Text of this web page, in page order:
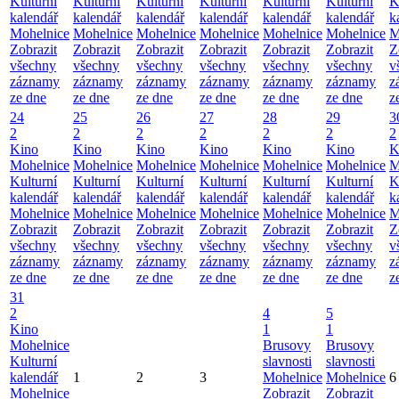
kalendář
Mohelnice
Zobrazit
všechny
záznamy
ze dne
kalendář
Mohelnice
Zobrazit
všechny
záznamy
ze dne
kalendář
Mohelnice
Zobrazit
všechny
záznamy
ze dne
kalendář
Mohelnice
Zobrazit
všechny
záznamy
ze dne
kalendář
Mohelnice
Zobrazit
všechny
záznamy
ze dne
kalendář
Mohelnice
Zobrazit
všechny
záznamy
ze dne
24
2
Kino
Mohelnice
Kulturní
kalendář
Mohelnice
Zobrazit
všechny
záznamy
ze dne
25
2
Kino
Mohelnice
Kulturní
kalendář
Mohelnice
Zobrazit
všechny
záznamy
ze dne
26
2
Kino
Mohelnice
Kulturní
kalendář
Mohelnice
Zobrazit
všechny
záznamy
ze dne
27
2
Kino
Mohelnice
Kulturní
kalendář
Mohelnice
Zobrazit
všechny
záznamy
ze dne
28
2
Kino
Mohelnice
Kulturní
kalendář
Mohelnice
Zobrazit
všechny
záznamy
ze dne
29
2
Kino
Mohelnice
Kulturní
kalendář
Mohelnice
Zobrazit
všechny
záznamy
ze dne
2
31
2
Kino
Mohelnice
Kulturní
kalendář
Mohelnice
1 2 3
4
1
Brusovy
slavnosti
Mohelnice
Zobrazit
5
1
Brusovy
slavnosti
Mohelnice
Zobrazit
6